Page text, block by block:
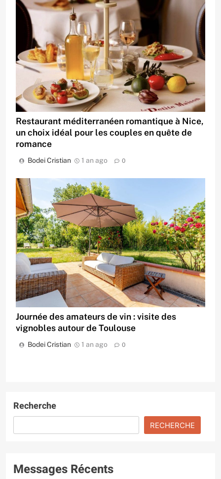
Restaurant méditerranéen romantique à Nice,
un choix idéal pour les couples en quête de
romance
Bodei Cristian 1 an ago 0
Journée des amateurs de vin : visite des
vignobles autour de Toulouse
Bodei Cristian 1 an ago 0
Recherche
RECHERCHE
Messages Récents